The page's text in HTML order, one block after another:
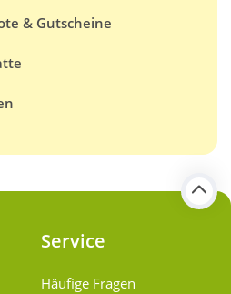
& Gutscheine
Service
Häufige Fragen